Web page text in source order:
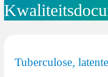
Tuberculose,